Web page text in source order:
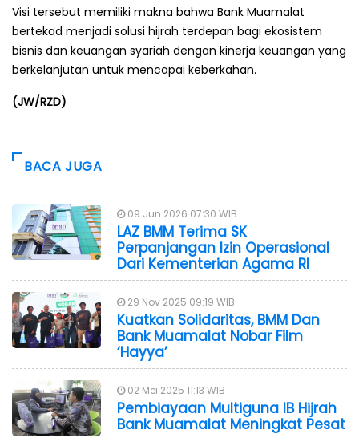
Visi tersebut memiliki makna bahwa Bank Muamalat
bertekad menjadi solusi hijrah terdepan bagi ekosistem
bisnis dan keuangan syariah dengan kinerja keuangan yang
berkelanjutan untuk mencapai keberkahan.
(JW/RZD)
BACA JUGA
09 Jun 2026 07:30 WIB
LAZ BMM Terima SK
Perpanjangan Izin Operasional
Dari Kementerian Agama RI
29 Nov 2025 09:19 WIB
Kuatkan Solidaritas, BMM Dan
Bank Muamalat Nobar Film
‘Hayya’
02 Mei 2025 11:13 WIB
Pembiayaan Multiguna IB Hijrah
Bank Muamalat Meningkat Pesat